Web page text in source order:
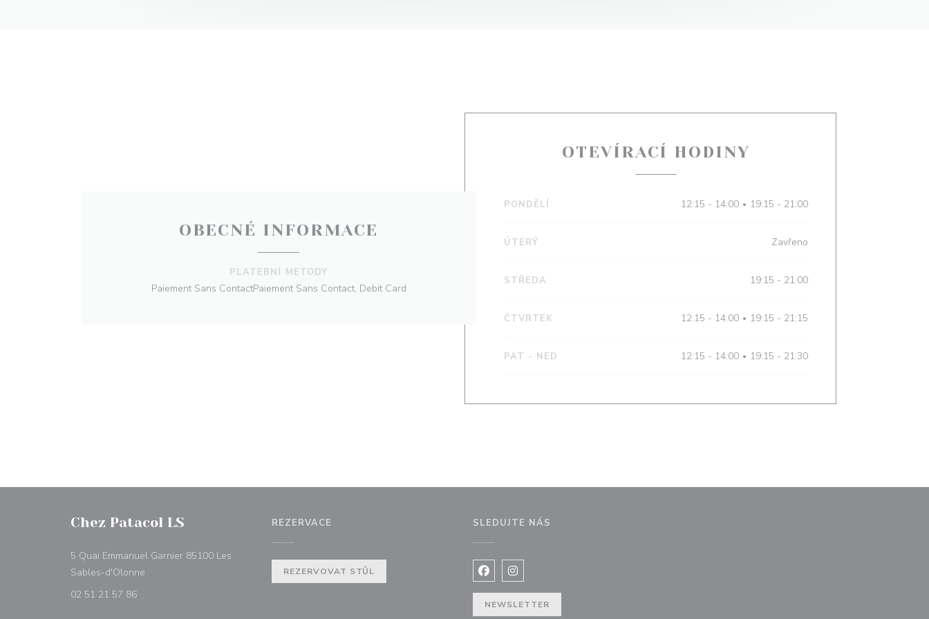
OBECNÉ INFORMACE
PLATEBNÍ METODY
Paiement Sans ContactPaiement Sans Contact, Debit Card
OTEVÍRACÍ HODINY
PONDĚLÍ 12:15 - 14:00 • 19:15 - 21:00
ÚTERÝ Zavřeno
STŘEDA 19:15 - 21:00
ČTVRTEK 12:15 - 14:00 • 19:15 - 21:15
PAT - NED 12:15 - 14:00 • 19:15 - 21:30
Chez Patacol LS
5 Quai Emmanuel Garnier 85100 Les
Sables-d'Olonne
02 51 21 57 86
REZERVACE
REZERVOVAT STŮL
SLEDUJTE NÁS
Facebook ((otevře se v novém okně))
Instagram ((otevře se v novém okně))
NEWSLETTER